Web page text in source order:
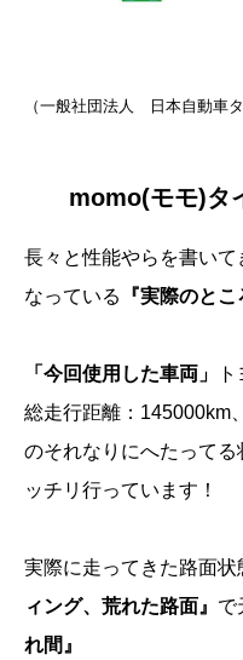
（一般社団法人 日本自動車
momo(モモ)タ
長々と性能やらを書い
なっている
『実際のと
「今回使用した車両」
総走行距離：145000km
のそれなりにへたって
ッチリ行っています！
実際に走ってきた路面状
ィング、荒れた路面』 で
れ間』